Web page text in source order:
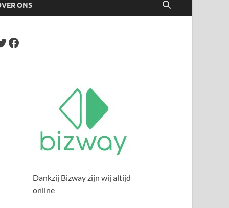
ONS
Dankzij Bizway zijn wij altijd
online